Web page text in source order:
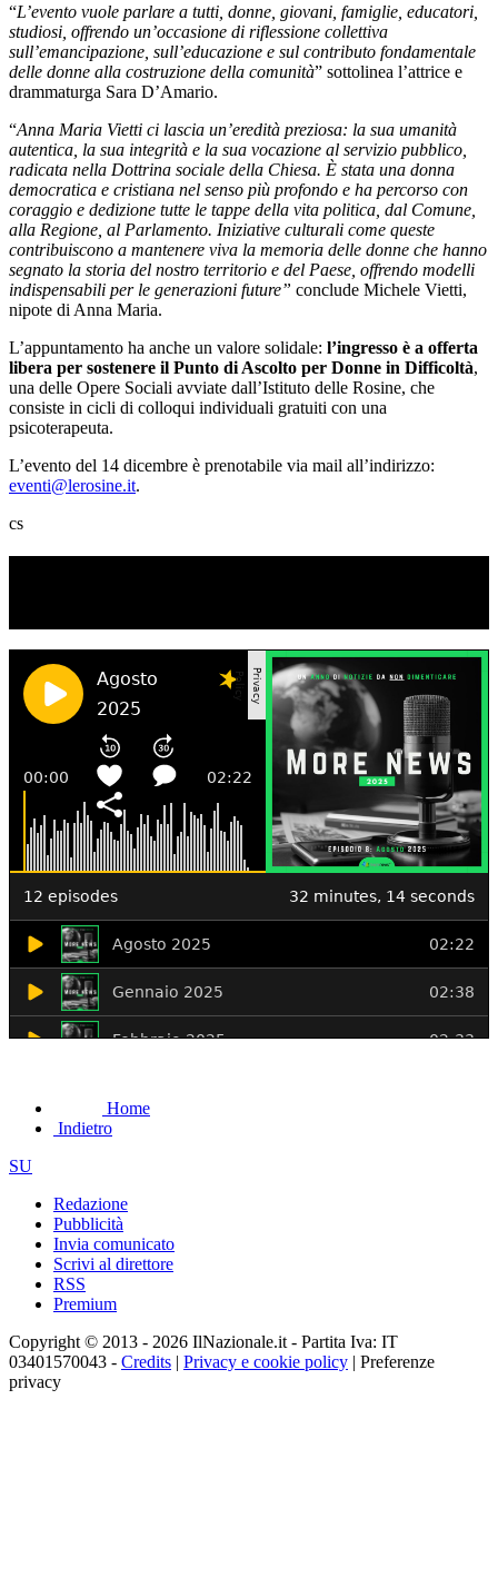
“L’evento vuole parlare a tutti, donne, giovani, famiglie, educatori,
studiosi, offrendo un’occasione di riflessione collettiva
sull’emancipazione, sull’educazione e sul contributo fondamentale
delle donne alla costruzione della comunità” sottolinea l’attrice e
drammaturga Sara D’Amario.
“Anna Maria Vietti ci lascia un’eredità preziosa: la sua umanità
autentica, la sua integrità e la sua vocazione al servizio pubblico,
radicata nella Dottrina sociale della Chiesa. È stata una donna
democratica e cristiana nel senso più profondo e ha percorso con
coraggio e dedizione tutte le tappe della vita politica, dal Comune,
alla Regione, al Parlamento. Iniziative culturali come queste
contribuiscono a mantenere viva la memoria delle donne che hanno
segnato la storia del nostro territorio e del Paese, offrendo modelli
indispensabili per le generazioni future” conclude Michele Vietti,
nipote di Anna Maria.
L’appuntamento ha anche un valore solidale: l’ingresso è a offerta
libera per sostenere il Punto di Ascolto per Donne in Difficoltà,
una delle Opere Sociali avviate dall’Istituto delle Rosine, che
consiste in cicli di colloqui individuali gratuiti con una
psicoterapeuta.
L’evento del 14 dicembre è prenotabile via mail all’indirizzo:
eventi@lerosine.it.
cs
Home
Indietro
SU
Redazione
Pubblicità
Invia comunicato
Scrivi al direttore
RSS
Premium
Copyright © 2013 - 2026 IlNazionale.it - Partita Iva: IT
03401570043 - Credits | Privacy e cookie policy | Preferenze
privacy